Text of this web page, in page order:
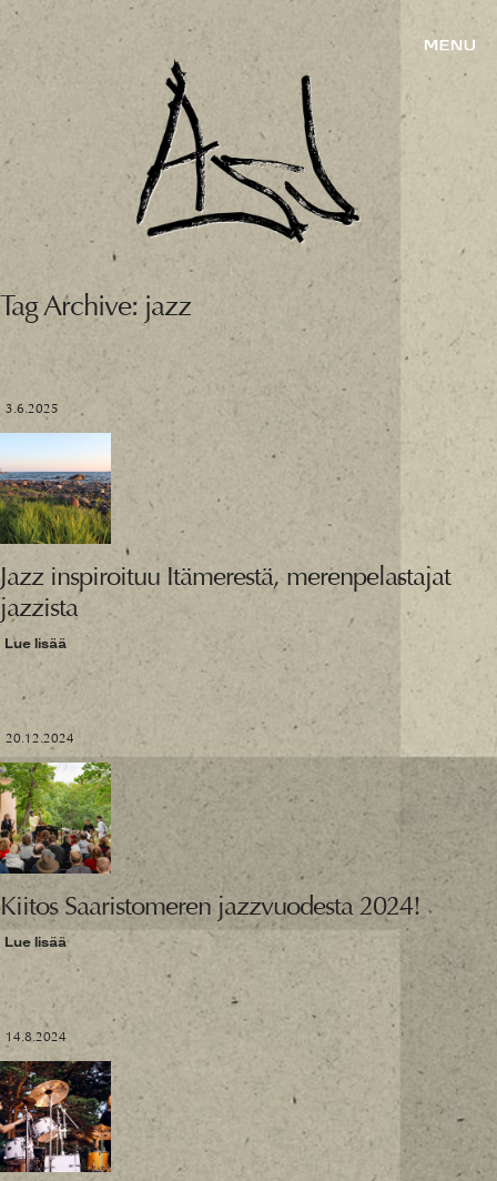
Tag Archive: jazz
3.6.2025
Jazz inspiroituu Itämerestä, merenpelastajat
jazzista
Lue lisää
20.12.2024
Kiitos Saaristomeren jazzvuodesta 2024!
Lue lisää
14.8.2024